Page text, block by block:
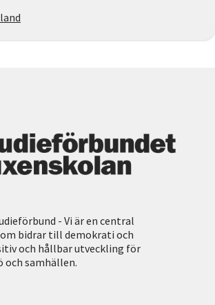
- Vi är en central
bidrar till demokrati och
och hållbar utveckling för
och samhällen.